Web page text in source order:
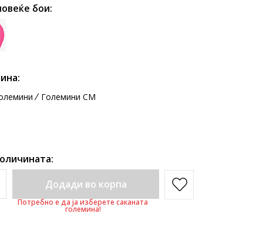
бои:
Големини CM
Додади во корпа
Потребно е да ја изберете саканата
големина!